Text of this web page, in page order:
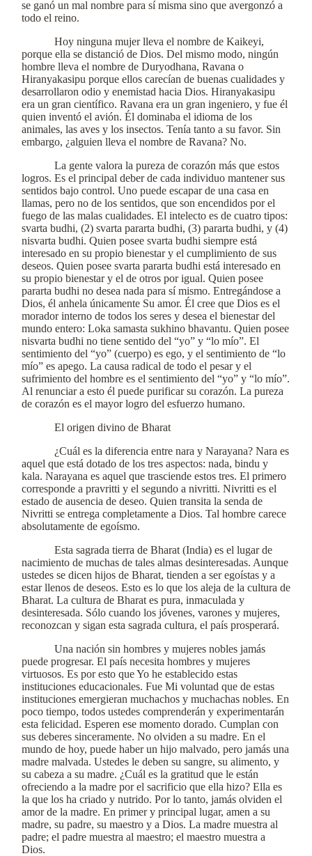
se ganó un mal nombre para sí misma sino que avergonzó a
todo el reino.
Hoy ninguna mujer lleva el nombre de Kaikeyi,
porque ella se distanció de Dios. Del mismo modo, ningún
hombre lleva el nombre de Duryodhana, Ravana o
Hiranyakasipu porque ellos carecían de buenas cualidades y
desarrollaron odio y enemistad hacia Dios. Hiranyakasipu
era un gran científico. Ravana era un gran ingeniero, y fue él
quien inventó el avión. Él dominaba el idioma de los
animales, las aves y los insectos. Tenía tanto a su favor. Sin
embargo, ¿alguien lleva el nombre de Ravana? No.
La gente valora la pureza de corazón más que estos
logros. Es el principal deber de cada individuo mantener sus
sentidos bajo control. Uno puede escapar de una casa en
llamas, pero no de los sentidos, que son encendidos por el
fuego de las malas cualidades. El intelecto es de cuatro tipos:
svarta budhi, (2) svarta pararta budhi, (3) pararta budhi, y (4)
nisvarta budhi. Quien posee svarta budhi siempre está
interesado en su propio bienestar y el cumplimiento de sus
deseos. Quien posee svarta pararta budhi está interesado en
su propio bienestar y el de otros por igual. Quien posee
pararta budhi no desea nada para sí mismo. Entregándose a
Dios, él anhela únicamente Su amor. Él cree que Dios es el
morador interno de todos los seres y desea el bienestar del
mundo entero: Loka samasta sukhino bhavantu. Quien posee
nisvarta budhi no tiene sentido del “yo” y “lo mío”. El
sentimiento del “yo” (cuerpo) es ego, y el sentimiento de “lo
mío” es apego. La causa radical de todo el pesar y el
sufrimiento del hombre es el sentimiento del “yo” y “lo mío”.
Al renunciar a esto él puede purificar su corazón. La pureza
de corazón es el mayor logro del esfuerzo humano.
El origen divino de Bharat
¿Cuál es la diferencia entre nara y Narayana? Nara es
aquel que está dotado de los tres aspectos: nada, bindu y
kala. Narayana es aquel que trasciende estos tres. El primero
corresponde a pravritti y el segundo a nivritti. Nivritti es el
estado de ausencia de deseo. Quien transita la senda de
Nivritti se entrega completamente a Dios. Tal hombre carece
absolutamente de egoísmo.
Esta sagrada tierra de Bharat (India) es el lugar de
nacimiento de muchas de tales almas desinteresadas. Aunque
ustedes se dicen hijos de Bharat, tienden a ser egoístas y a
estar llenos de deseos. Esto es lo que los aleja de la cultura de
Bharat. La cultura de Bharat es pura, inmaculada y
desinteresada. Sólo cuando los jóvenes, varones y mujeres,
reconozcan y sigan esta sagrada cultura, el país prosperará.
Una nación sin hombres y mujeres nobles jamás
puede progresar. El país necesita hombres y mujeres
virtuosos. Es por esto que Yo he establecido estas
instituciones educacionales. Fue Mi voluntad que de estas
instituciones emergieran muchachos y muchachas nobles. En
poco tiempo, todos ustedes comprenderán y experimentarán
esta felicidad. Esperen ese momento dorado. Cumplan con
sus deberes sinceramente. No olviden a su madre. En el
mundo de hoy, puede haber un hijo malvado, pero jamás una
madre malvada. Ustedes le deben su sangre, su alimento, y
su cabeza a su madre. ¿Cuál es la gratitud que le están
ofreciendo a la madre por el sacrificio que ella hizo? Ella es
la que los ha criado y nutrido. Por lo tanto, jamás olviden el
amor de la madre. En primer y principal lugar, amen a su
madre, su padre, su maestro y a Dios. La madre muestra al
padre; el padre muestra al maestro; el maestro muestra a
Dios.